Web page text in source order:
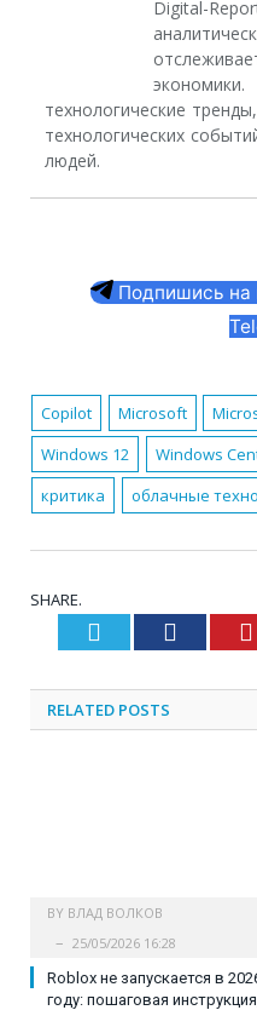
Digital-
технологические
технологических
людей.
Подпишись на
Copilot Microsoft
Windows 12
Windows
критика
облачные
SHARE.
Twitter Facebook
RELATED POSTS
BY ВЛАД ВОЛКОВ
25/05/2026 16:28
Roblox не запускается в
году: пошаговая инструкция,